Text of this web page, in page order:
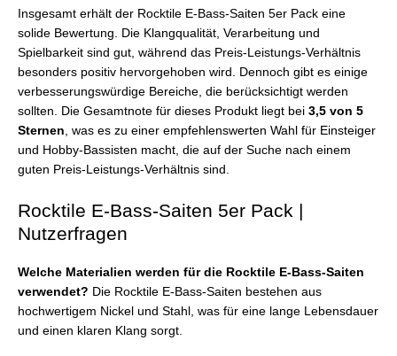
Insgesamt erhält der Rocktile E-Bass-Saiten 5er Pack eine
solide Bewertung. Die Klangqualität, Verarbeitung und
Spielbarkeit sind gut, während das Preis-Leistungs-Verhältnis
besonders positiv hervorgehoben wird. Dennoch gibt es einige
verbesserungswürdige Bereiche, die berücksichtigt werden
sollten. Die Gesamtnote für dieses Produkt liegt bei 3,5 von 5
Sternen, was es zu einer empfehlenswerten Wahl für Einsteiger
und Hobby-Bassisten macht, die auf der Suche nach einem
guten Preis-Leistungs-Verhältnis sind.
Rocktile E-Bass-Saiten 5er Pack |
Nutzerfragen
Welche Materialien werden für die Rocktile E-Bass-Saiten
verwendet? Die Rocktile E-Bass-Saiten bestehen aus
hochwertigem Nickel und Stahl, was für eine lange Lebensdauer
und einen klaren Klang sorgt.